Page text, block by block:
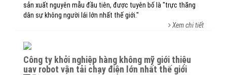
sản xuất nguyên mẫu đầu tiên, được tuyên bố là "trực thăng
dân sự không người lái lớn nhất thế giới."
Xem chi tiết
công ty khởi nghiệp hàng không mỹ giới thiệu
uav robot vận tải chạy điện lớn nhất thế giới